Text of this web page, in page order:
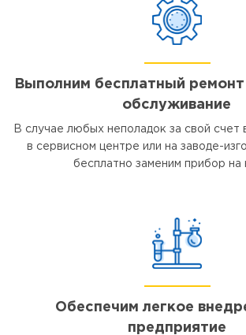
Выполним бесплатный ремонт
обслуживание
В случае любых неполадок за свой счет
в сервисном центре или на заводе-
бесплатно заменим прибор на
Обеспечим легкое
предприятие